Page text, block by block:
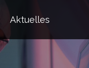
Aktuelles